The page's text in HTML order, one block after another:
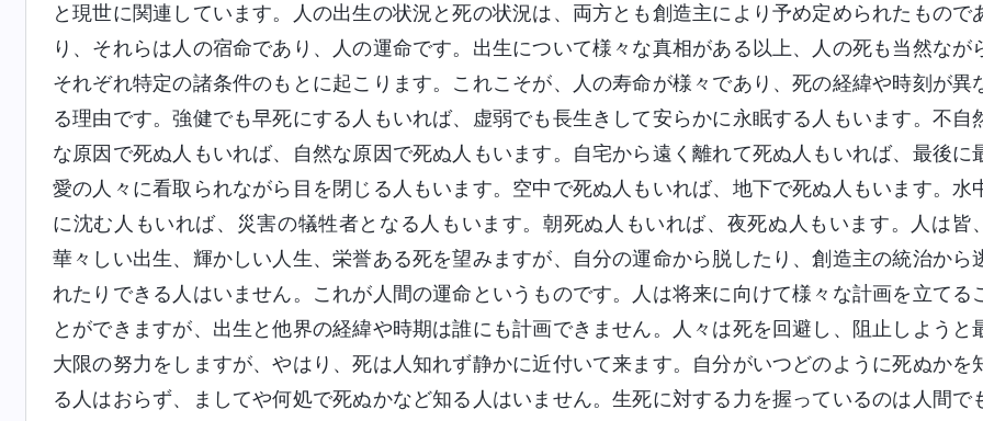
と現世に関連しています。人の出生の状況と死の状況は、両方とも創造主により予め定められたもので
り、それらは人の宿命であり、人の運命です。出生について様々な真相がある以上、人の死も当然なが
それぞれ特定の諸条件のもとに起こります。これこそが、人の寿命が様々であり、死の経緯や時刻が異
る理由です。強健でも早死にする人もいれば、虚弱でも長生きして安らかに永眠する人もいます。不自
な原因で死ぬ人もいれば、自然な原因で死ぬ人もいます。自宅から遠く離れて死ぬ人もいれば、最後に
愛の人々に看取られながら目を閉じる人もいます。空中で死ぬ人もいれば、地下で死ぬ人もいます。水
に沈む人もいれば、災害の犠牲者となる人もいます。朝死ぬ人もいれば、夜死ぬ人もいます。人は皆、
華々しい出生、輝かしい人生、栄誉ある死を望みますが、自分の運命から脱したり、創造主の統治から
れたりできる人はいません。これが人間の運命というものです。人は将来に向けて様々な計画を立てる
とができますが、出生と他界の経緯や時期は誰にも計画できません。人々は死を回避し、阻止しようと
大限の努力をしますが、やはり、死は人知れず静かに近付いて来ます。自分がいつどのように死ぬかを
る人はおらず、ましてや何処で死ぬかなど知る人はいません。生死に対する力を握っているのは人間で